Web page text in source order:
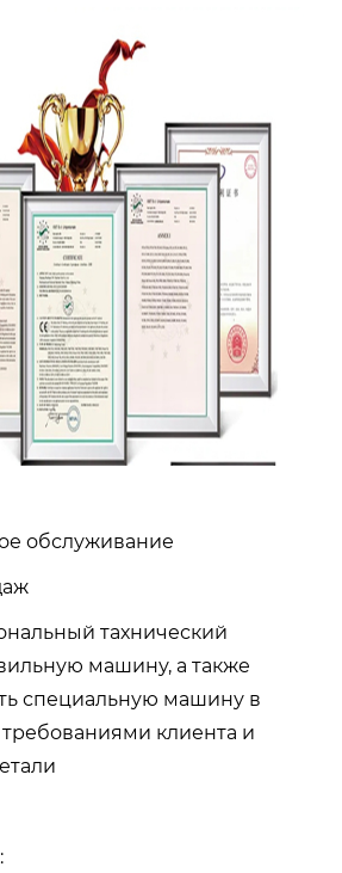
обслуживание
тахнический
машину, а также
специальную машину в
требованиями клиента и